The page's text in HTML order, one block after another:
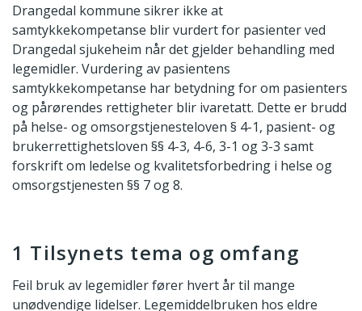
Drangedal kommune sikrer ikke at
samtykkekompetanse blir vurdert for pasienter ved
Drangedal sjukeheim når det gjelder behandling med
legemidler. Vurdering av pasientens
samtykkekompetanse har betydning for om pasienters
og pårørendes rettigheter blir ivaretatt. Dette er brudd
på helse- og omsorgstjenesteloven § 4-1, pasient- og
brukerrettighetsloven §§ 4-3, 4-6, 3-1 og 3-3 samt
forskrift om ledelse og kvalitetsforbedring i helse og
omsorgstjenesten §§ 7 og 8.
1 Tilsynets tema og omfang
Feil bruk av legemidler fører hvert år til mange
unødvendige lidelser. Legemiddelbruken hos eldre